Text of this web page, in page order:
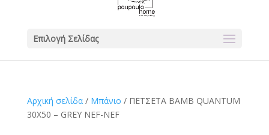
Επιλογή Σελίδας
Αρχική σελίδα/ Μπάνιο / ΠΕΤΣΕΤΑ ΒΑΜΒ QUANTUM
30X50 – GREY NEF-NEF